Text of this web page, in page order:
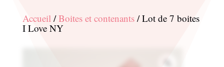
Accueil/Boites et contenants/ Lot de 7 boites
I Love NY